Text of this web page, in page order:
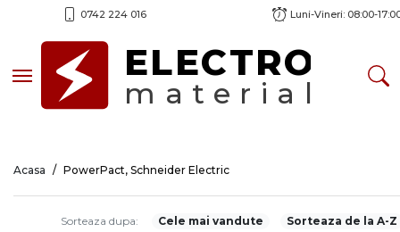
0742 224 016 Luni-Vineri: 08:00-
Toggle navigationELECTRO
material
Acasa PowerPact, Schneider Electric
Sorteaza dupa: Cele mai vandute
Sorteaza de la A-Z